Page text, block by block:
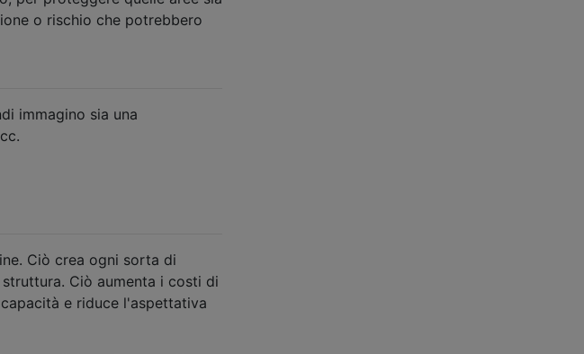
o rischio che potrebbero
immagino sia una
Ciò crea ogni sorta di
Ciò aumenta i costi di
e riduce l'aspettativa